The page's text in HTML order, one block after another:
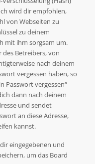
wird dir empfohlen,
von Webseiten zu
zu deinem
mit ihm sorgsam um.
Betreibers, von
nach deinem
vergessen haben, so
Passwort vergessen“
dann nach deinem
und sendet
an diese Adresse,
kannst.
eingegebenen und
um das Board